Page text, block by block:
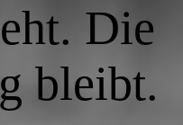
Die
bleibt.